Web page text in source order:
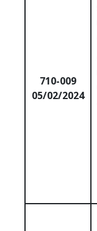
710-009
05/02/2024